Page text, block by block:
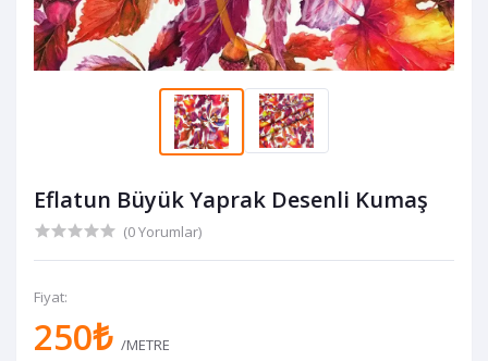
Eflatun Büyük Yaprak Desenli Kumaş
(0 Yorumlar)
Fiyat:
250₺ /METRE